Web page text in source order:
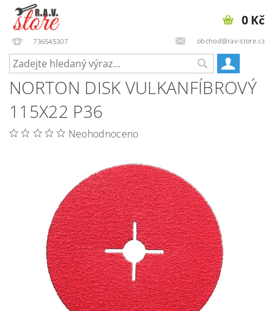
736545307 obchod@rav-store.cz
0 Kč
NORTON DISK VULKANFÍBROVÝ
115X22 P36
Neohodnoceno